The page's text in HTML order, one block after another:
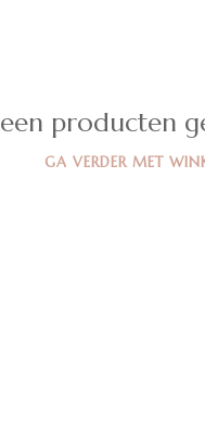
producten
GA VERDER MET